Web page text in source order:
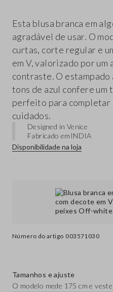
Número do artigo 003571030
Esta blusa branca em
agradável de usar. O
curtas, corte regular e
em V, valorizado por um
contraste. O estampado
tons de azul confere
perfeito para completar
cuidados.
Designed in Venice
Fabricado em INDIA
Disponibilidade na loja
Tamanhos e ajuste
O modelo mede 175 cm e